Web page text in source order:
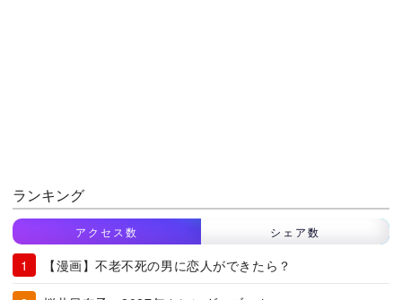
ランキング
アクセス数 シェア数
【漫画】不老不死の男に恋人ができたら？